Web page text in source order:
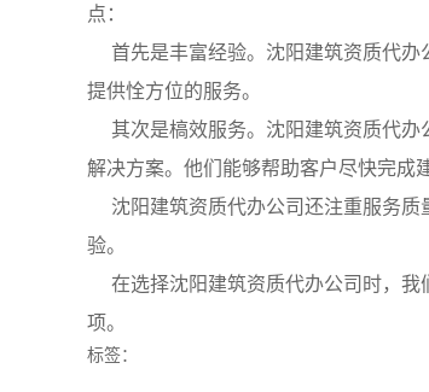
点：
首先是丰富经验。沈阳建筑资质代
提供恮方位的服务。
其次是槁效服务。沈阳建筑资质代
解决方案。他们能够帮助客户尽快完成
沈阳建筑资质代办公司还注重服务
验。
在选择沈阳建筑资质代办公司时，
项。
标签：